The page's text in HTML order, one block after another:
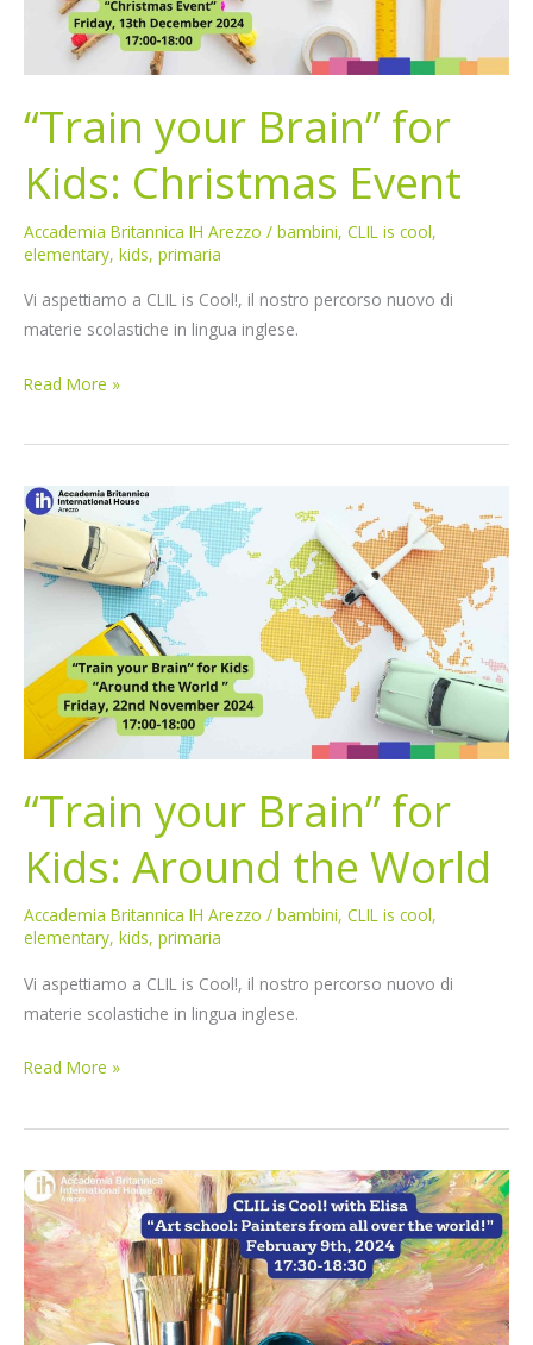
“Train your Brain” for
Kids: Christmas Event
Accademia Britannica IH Arezzo / bambini, CLIL is cool,
elementary, kids, primaria
Vi aspettiamo a CLIL is Cool!, il nostro percorso nuovo di
materie scolastiche in lingua inglese.
Read More »
“Train your Brain” for
Kids: Around the World
Accademia Britannica IH Arezzo / bambini, CLIL is cool,
elementary, kids, primaria
Vi aspettiamo a CLIL is Cool!, il nostro percorso nuovo di
materie scolastiche in lingua inglese.
“Train
your
Brain”
for
Around
the
World
Read More »
CLIL
is
Cool!
for
Starters,
Movers